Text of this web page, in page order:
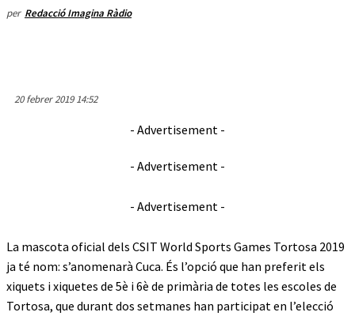
per Redacció Imagina Ràdio
20 febrer 2019 14:52
- Advertisement -
- Advertisement -
- Advertisement -
La mascota oficial dels CSIT World Sports Games Tortosa 2019
ja té nom: s’anomenarà Cuca. És l’opció que han preferit els
xiquets i xiquetes de 5è i 6è de primària de totes les escoles de
Tortosa, que durant dos setmanes han participat en l’elecció